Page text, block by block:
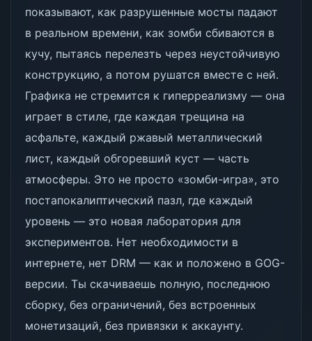
показывают, как разрушенные мосты падают
в реальном времени, как зомби сбиваются в
кучу, пытаясь перелезть через неустойчивую
конструкцию, а потом рушатся вместе с ней.
Графика не стремится к гиперреализму — она
играет в стиле, где каждая трещина на
асфальте, каждый ржавый металлический
лист, каждый обгоревший куст — часть
атмосферы. Это не просто «зомби-игра», это
постапокалиптический пазл, где каждый
уровень — это новая лаборатория для
экспериментов. Нет необходимости в
интернете, нет DRM — как и положено в GOG-
версии. Ты скачиваешь полную, последнюю
сборку, без ограничений, без встроенных
монетизаций, без привязки к аккаунту.